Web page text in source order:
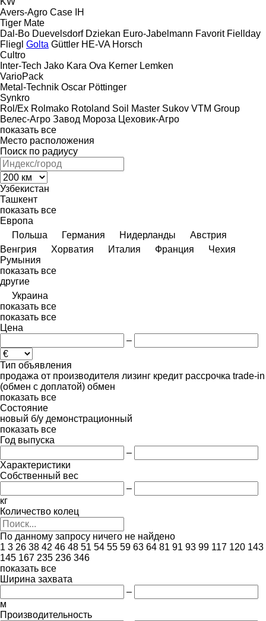
Avers-Agro Case IH
Tiger Mate
Dal-Bo Duevelsdorf Dziekan Euro-Jabelmann Favorit Fiellday
Fliegl Golta Güttler HE-VA Horsch
Cultro
Inter-Tech Jako Kara Ova Kerner Lemken
VarioPack
Metal-Technik Oscar Pöttinger
Synkro
Rol/Ex Rolmako Rotoland Soil Master Sukov VTM Group
Велес-Агро Завод Мороза Цеховик-Агро
показать все
Место расположения
Поиск по радиусу
Узбекистан
Ташкент
показать все
Европа
Польша
Германия Нидерланды
Австрия
Венгрия
Хорватия Италия Франция
Чехия
Румыния
показать все
другие
Украина
показать все
показать все
Цена
–
Тип объявления
продажа от производителя лизинг кредит рассрочка trade-in
(обмен с доплатой) обмен
показать все
Состояние
новый б/у демонстрационный
показать все
Год выпуска
–
Характеристики
Собственный вес
–
кг
Количество колец
По данному запросу ничего не найдено
1 3 26 38 42 46 48 51 54 55 59 63 64 81 91 93 99 117 120 143
145 167 235 236 346
показать все
Ширина захвата
–
м
Производительность